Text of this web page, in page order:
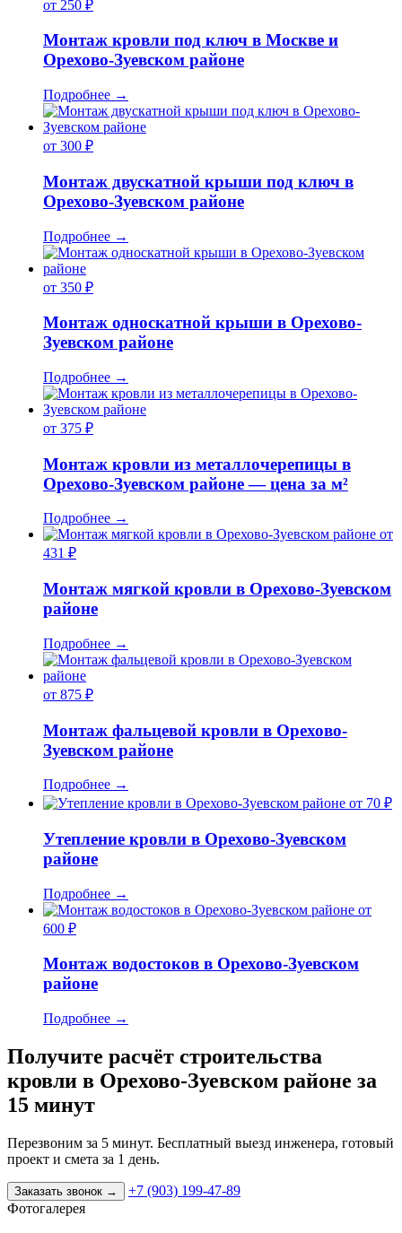
от 250 ₽
Монтаж кровли под ключ в Москве и
Орехово-Зуевском районе
Подробнее →
от 300 ₽
Монтаж двускатной крыши под ключ в
Орехово-Зуевском районе
Подробнее →
от 350 ₽
Монтаж односкатной крыши в Орехово-
Зуевском районе
Подробнее →
от 375 ₽
Монтаж кровли из металлочерепицы в
Орехово-Зуевском районе — цена за м²
Подробнее →
от
431 ₽
Монтаж мягкой кровли в Орехово-Зуевском
районе
Подробнее →
от 875 ₽
Монтаж фальцевой кровли в Орехово-
Зуевском районе
Подробнее →
от 70 ₽
Утепление кровли в Орехово-Зуевском
районе
Подробнее →
от
600 ₽
Монтаж водостоков в Орехово-Зуевском
районе
Подробнее →
Получите расчёт строительства
кровли в Орехово-Зуевском районе за
15 минут
Перезвоним за 5 минут. Бесплатный выезд инженера, готовый
проект и смета за 1 день.
Заказать звонок →
+7 (903) 199-47-89
Фотогалерея